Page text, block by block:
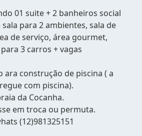
01 suite + 2 banheiros social
para 2 ambientes, sala de
de serviço, área gourmet,
3 carros + vagas
ara construção de piscina ( a
com piscina).
da Cocanha.
em troca ou permuta.
(12)981325151